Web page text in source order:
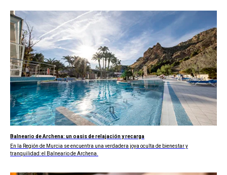
Balneario de Archena: un oasis de relajación y recarga
En la Región de Murcia se encuentra una verdadera joya oculta de bienestar y
tranquilidad: el Balneario de Archena.